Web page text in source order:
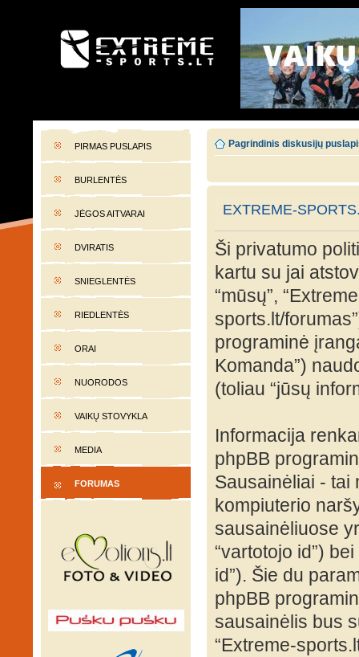
EXTREME-SPORTS.LT
PIRMAS PUSLAPIS
BURLENTĖS
JĖGOS AITVARAI
DVIRATIS
SNIEGLENTĖS
RIEDLENTĖS
ORAI
NUORODOS
VAIKŲ STOVYKLA
MEDIA
FORUMAS
Pagrindinis diskusijų
EXTREME-
Ši privatumo
kartu su jai
“mūsų”,
sports.lt/
programinė
Komanda”)
(toliau “jūsų
Informacija
phpBB
Sausainėliai - tai
kompiuterio
sausainėliuose
“vartotojo id”)
id”). Šie du
phpBB
sausainėlis bus
“Extreme-